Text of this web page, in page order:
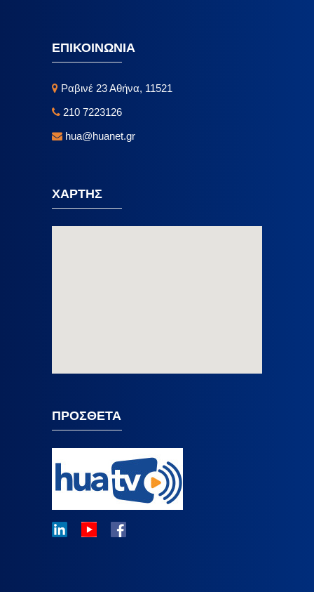
ΕΠΙΚΟΙΝΩΝΙΑ
Ραβινέ 23 Αθήνα, 11521
210 7223126
hua@huanet.gr
ΧΑΡΤΗΣ
ΠΡΟΣΘΕΤΑ